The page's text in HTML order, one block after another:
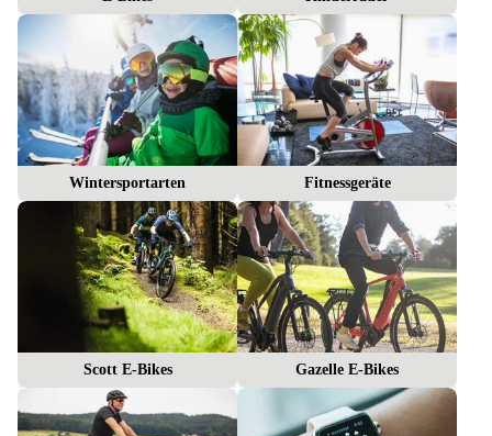
Wintersportarten Fitnessgeräte
Scott E-Bikes Gazelle E-Bikes